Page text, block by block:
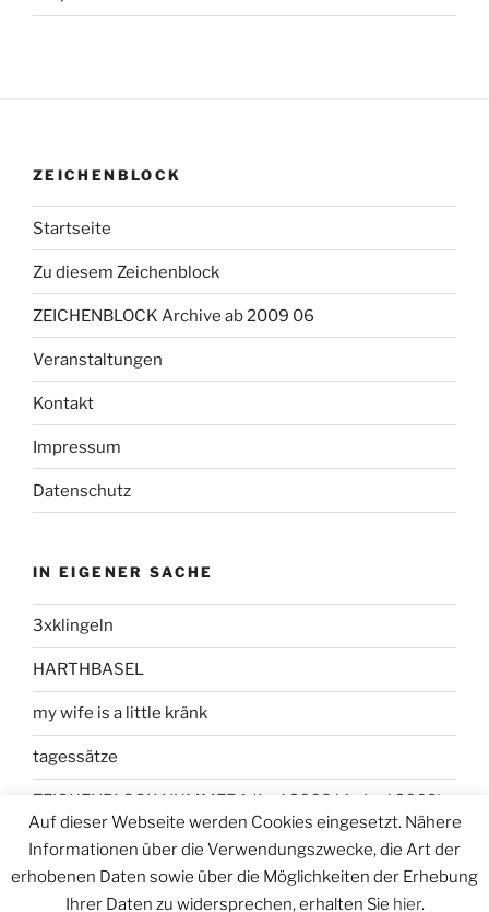
ZEICHENBLOCK
Startseite
Zu diesem Zeichenblock
ZEICHENBLOCK Archive ab 2009 06
Veranstaltungen
Kontakt
Impressum
Datenschutz
IN EIGENER SACHE
3xklingeln
HARTHBASEL
my wife is a little kränk
tagessätze
ZEICHENBLOCK NUMMER 1 (Juni 2008 bis Juni 2009)
Auf dieser Webseite werden Cookies eingesetzt. Nähere
Informationen über die Verwendungszwecke, die Art der
erhobenen Daten sowie über die Möglichkeiten der Erhebung
Ihrer Daten zu widersprechen, erhalten Sie hier.